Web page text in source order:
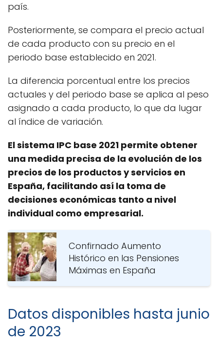
país.
Posteriormente, se compara el precio actual
de cada producto con su precio en el
periodo base establecido en 2021.
La diferencia porcentual entre los precios
actuales y del periodo base se aplica al peso
asignado a cada producto, lo que da lugar
al índice de variación.
El sistema IPC base 2021 permite obtener
una medida precisa de la evolución de los
precios de los productos y servicios en
España, facilitando así la toma de
decisiones económicas tanto a nivel
individual como empresarial.
Confirnado Aumento
Histórico en las Pensiones
Máximas en España
Datos disponibles hasta junio
de 2023